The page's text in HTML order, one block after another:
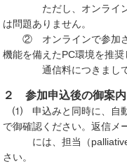
ただし、オンラインの
は問題ありません。
② オンラインで参加さ
機能を備えたPC環境を推奨
通信料につきましては
２ 参加申込後の御案内
⑴ 申込みと同時に、自動
で御確認ください。返信メ
には、担当（
さい。